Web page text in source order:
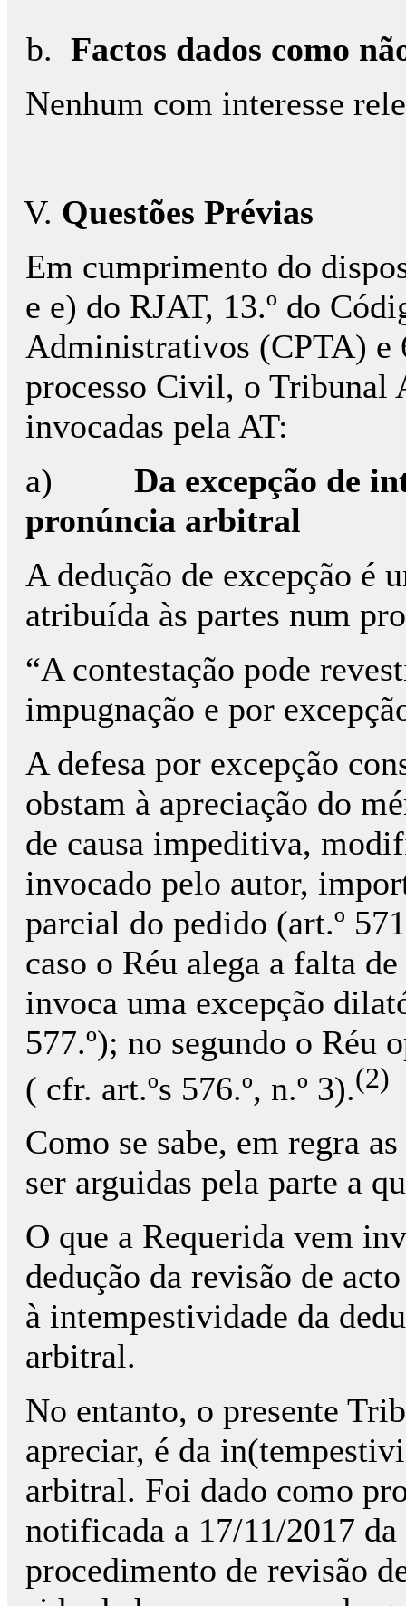
Factos dados como
Nenhum com interesse
Questões Prévias
Em cumprimento do
e e) do RJAT, 13.º do
Administrativos (CPTA) e
processo Civil, o Tribunal
invocadas pela AT:
a) Da excepção de
pronúncia arbitral
A dedução de excepção é
atribuída às partes num
“A contestação pode
impugnação e por
A defesa por excepção
obstam à apreciação do
de causa impeditiva,
invocado pelo autor,
parcial do pedido (art.º
caso o Réu alega a falta
invoca uma excepção
577.º); no segundo o Réu
( cfr. art.ºs 576.º, n.º 3).(2)
Como se sabe, em regra
ser arguidas pela parte a
O que a Requerida vem
dedução da revisão de
à intempestividade da
arbitral.
No entanto, o presente
apreciar, é da
arbitral. Foi dado como
notificada a 17/11/2017
procedimento de revisão